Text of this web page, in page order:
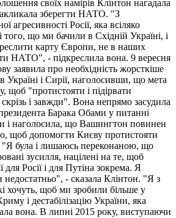
своїх намірів Клінтон нагадала
зберегти НАТО. "З
агресивності Росії, яка всіляко
того, що ми бачили в Східній Україні, і
карту Європи, не в наших
НАТО", - підкреслила вона. 9 вересня
заявила про необхідність жорсткіше
в Україні і Сирії, наголосивши, що мета
щоб "протистояти і підірвати
і завжди". Вона непрямо засудила
президента Барака Обами у питанні
і наголосила, що Вашингтон повинен
щоб допомогти Києву протистояти
"Я була і лишаюсь переконаною, що
зусилля, націлені на те, щоб
для Росії і для Путіна зокрема. Я
- сказала Клінтон. "Я з
хочуть, щоб ми зробили більше у
і дестабілізацію України, яка
вона. В липні 2015 року, виступаючи